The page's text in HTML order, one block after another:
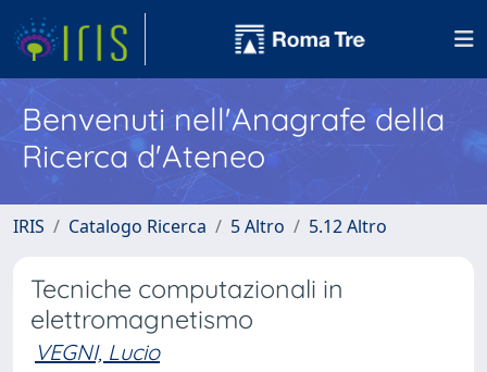
Benvenuti nell'Anagrafe della
Ricerca d'Ateneo
IRIS Catalogo Ricerca 5 Altro 5.12 Altro
Tecniche computazionali in
elettromagnetismo
VEGNI, Lucio